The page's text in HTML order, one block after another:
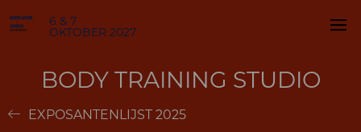
6 & 7
OKTOBER 2027
BODY TRAINING STUDIO
EXPOSANTENLIJST 2025